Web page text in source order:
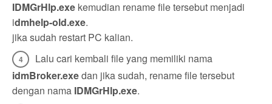
IDMGrHlp.exe kemudian rename file tersebut menjadi
idmhelp-old.exe.
jika sudah restart PC kalian.
Lalu cari kembali file yang memiliki nama
idmBroker.exedan jika sudah, rename file tersebut
dengan nama IDMGrHlp.exe.